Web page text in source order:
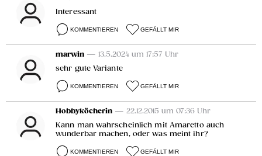
Interessant
KOMMENTIEREN GEFÄLLT MIR
marwin — 13.5.2024 um 17:57 Uhr
sehr gute Variante
KOMMENTIEREN GEFÄLLT MIR
Hobbyköcherin — 22.12.2015 um 07:36 Uhr
Kann man wahrscheinlich mit Amaretto auch
wunderbar machen, oder was meint ihr?
KOMMENTIEREN GEFÄLLT MIR